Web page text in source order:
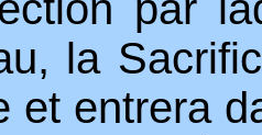
la
et entrera